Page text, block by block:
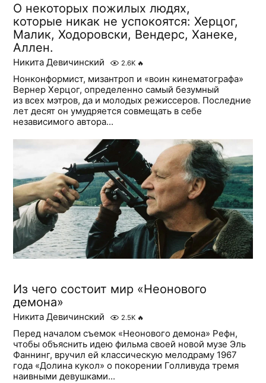
О некоторых пожилых людях,
которые никак не успокоятся: Херцог,
Малик, Ходоровски, Вендерс, Ханеке,
Аллен.
Никита Девичинский 2.6K 🔥
Нонконформист, мизантроп и «воин кинематографа»
Вернер Херцог, определенно самый безумный
из всех мэтров, да и молодых режиссеров. Последние
лет десят он умудряется совмещать в себе
независимого автора...
Из чего состоит мир «Неонового
демона»
Никита Девичинский 2.5K 🔥
Перед началом съемок «Неонового демона» Рефн,
чтобы объяснить идею фильма своей новой музе Эль
Фаннинг, вручил ей классическую мелодраму 1967
года «Долина кукол» о покорении Голливуда тремя
наивными девушками...